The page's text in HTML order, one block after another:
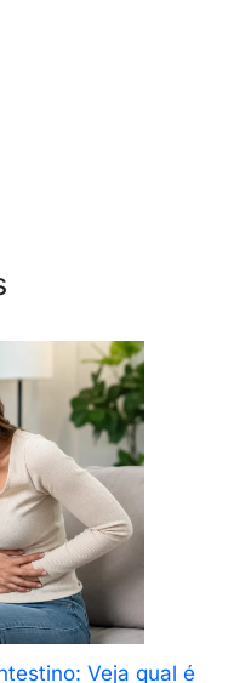
Veja qual é